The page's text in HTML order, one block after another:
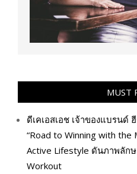
MUST
ดีเคเอสเอช เจ้าของแบรนด์
“Road to Winning with the
Active Lifestyle ดันภาพลัก
Workout